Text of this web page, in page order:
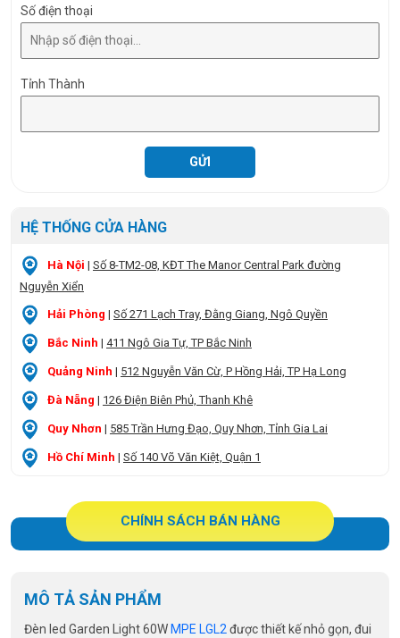
Số điện thoại
Tỉnh Thành
HỆ THỐNG CỬA HÀNG
Hà Nội | Số 8-TM2-08, KĐT The Manor Central Park đường
Nguyễn Xiển
Hải Phòng | Số 271 Lạch Tray, Đằng Giang, Ngô Quyền
Bắc Ninh | 411 Ngô Gia Tự, TP Bắc Ninh
Quảng Ninh | 512 Nguyễn Văn Cừ, P Hồng Hải, TP Hạ Long
Đà Nẵng | 126 Điện Biên Phủ, Thanh Khê
Quy Nhơn | 585 Trần Hưng Đạo, Quy Nhơn, Tỉnh Gia Lai
Hồ Chí Minh | Số 140 Võ Văn Kiệt, Quận 1
CHÍNH SÁCH BÁN HÀNG
MÔ TẢ SẢN PHẨM
Đèn led Garden Light 60W MPE LGL2được thiết kế nhỏ gọn, đui